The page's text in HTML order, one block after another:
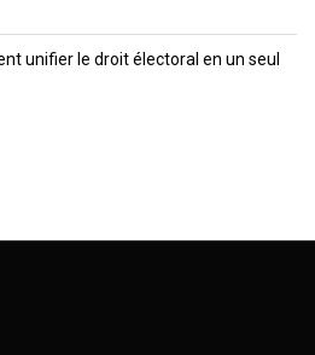
unifier le droit électoral en un seul